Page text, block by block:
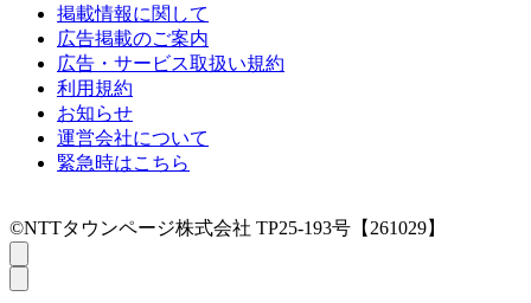
掲載情報に関して
広告掲載のご案内
広告・サービス取扱い規約
利用規約
お知らせ
運営会社について
緊急時はこちら
©NTTタウンページ株式会社 TP25-193号【261029】